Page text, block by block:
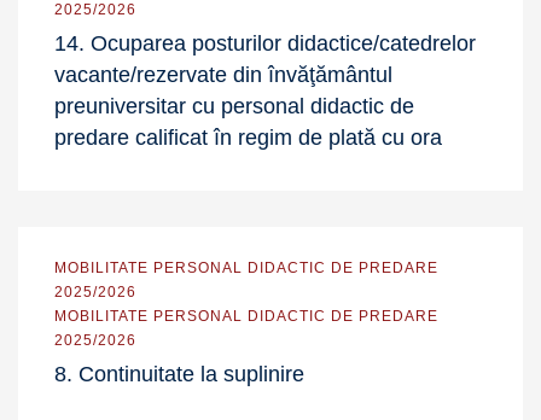
2025/2026
14. Ocuparea posturilor didactice/catedrelor
vacante/rezervate din învăţământul
preuniversitar cu personal didactic de
predare calificat în regim de plată cu ora
MOBILITATE PERSONAL DIDACTIC DE PREDARE
2025/2026
MOBILITATE PERSONAL DIDACTIC DE PREDARE
2025/2026
8. Continuitate la suplinire